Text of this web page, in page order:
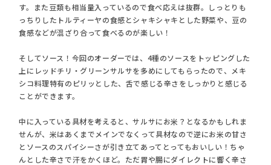
す。また豆類も相当量入っているので食べ応えは抜群。しっとりも
っちりしたトルティーヤの食感とシャキシャキとした野菜や、豆の
食感などが混ざり合って食べるのが楽しい！
そしてソース！今回のオーダーでは、4種のソースをトッピングした
上にレッドチリ・グリーンサルサを多めにしてもらったので、メキ
シコ料理特有のピリッとした、舌で感じる辛さをしっかりと感じる
ことができます。
中に入っている具材を考えると、サルサにお米？となるかもしれま
せんが、米はあくまでメインでなくって具材なので逆にお米の甘さ
とソースのスパイシーさが引き立てあってとってもおいしい！ちゃ
んとした辛さで汗をかくほど。ただ胃や腸にダイレクトに響く辛さ